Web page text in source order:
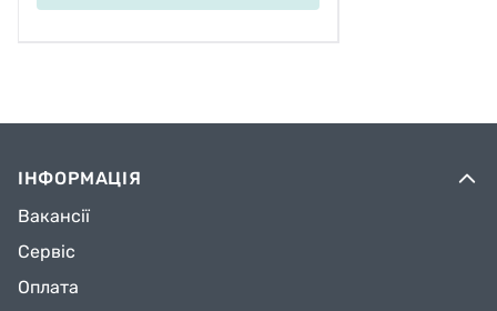
ІНФОРМАЦІЯ
Вакансії
Сервіс
Оплата